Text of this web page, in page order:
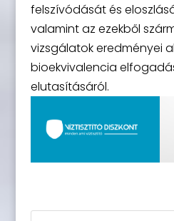
felszívódását és
valamint az ezekből
vizsgálatok eredményei
bioekvivalencia
elutasításáról.